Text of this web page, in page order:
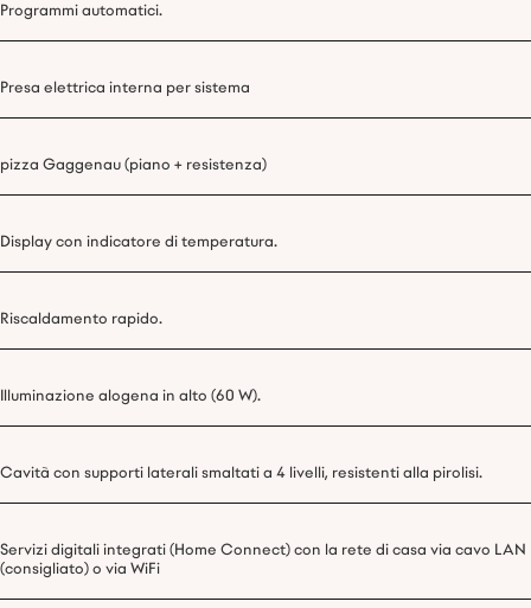
Programmi automatici.
Presa elettrica interna per sistema
pizza Gaggenau (piano + resistenza)
Display con indicatore di temperatura.
Riscaldamento rapido.
Illuminazione alogena in alto (60 W).
Cavità con supporti laterali smaltati a 4 livelli, resistenti alla pirolisi.
Servizi digitali integrati (Home Connect) con la rete di casa via cavo LAN
(consigliato) o via WiFi